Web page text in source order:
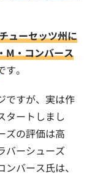
ューセッツ州に
M・コンバース
す。
ですが、実は作
タートしまし
ズの評価は高
バーシューズ
バース氏は、